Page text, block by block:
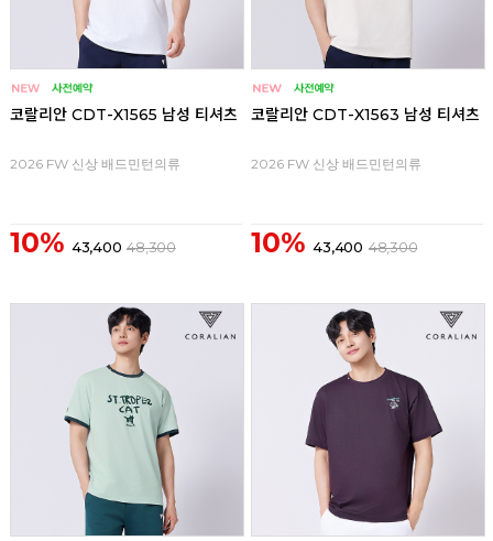
코랄리안 CDT-X1565 남성 티셔츠
2026 FW 신상 배드민턴의류
10% 43,400 48,300
코랄리안 CDT-X1563 남성 티셔츠
2026 FW 신상 배드민턴의류
10% 43,400 48,300